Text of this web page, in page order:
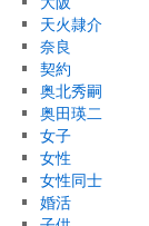
天火隷介
奈良
契約
奥北秀嗣
奥田瑛二
女子
女性
女性同士
婚活